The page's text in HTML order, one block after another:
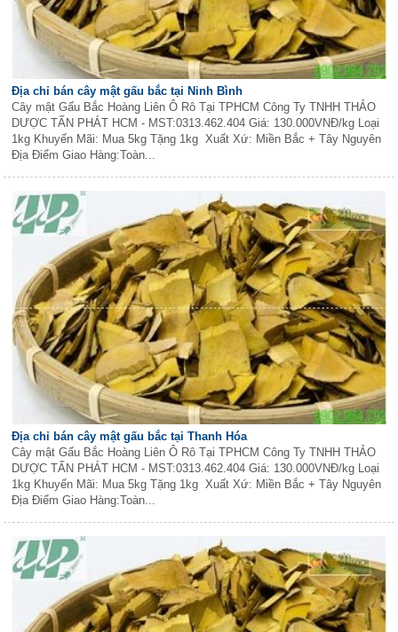
Địa chỉ bán cây mật gấu bắc tại Ninh Bình
Cây mật Gấu Bắc Hoàng Liên Ô Rô Tại TPHCM Công Ty TNHH THẢO
DƯỢC TẤN PHÁT HCM - MST:0313.462.404 Giá: 130.000VNĐ/kg Loại
1kg Khuyến Mãi: Mua 5kg Tặng 1kg Xuất Xứ: Miền Bắc + Tây Nguyên
Địa Điểm Giao Hàng:Toàn...
Địa chỉ bán cây mật gấu bắc tại Thanh Hóa
Cây mật Gấu Bắc Hoàng Liên Ô Rô Tại TPHCM Công Ty TNHH THẢO
DƯỢC TẤN PHÁT HCM - MST:0313.462.404 Giá: 130.000VNĐ/kg Loại
1kg Khuyến Mãi: Mua 5kg Tặng 1kg Xuất Xứ: Miền Bắc + Tây Nguyên
Địa Điểm Giao Hàng:Toàn...